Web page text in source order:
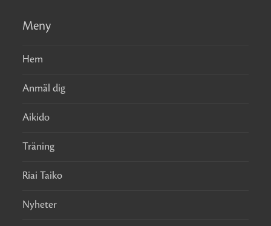
Meny
Hem
Anmäl dig
Aikido
Träning
Riai Taiko
Nyheter